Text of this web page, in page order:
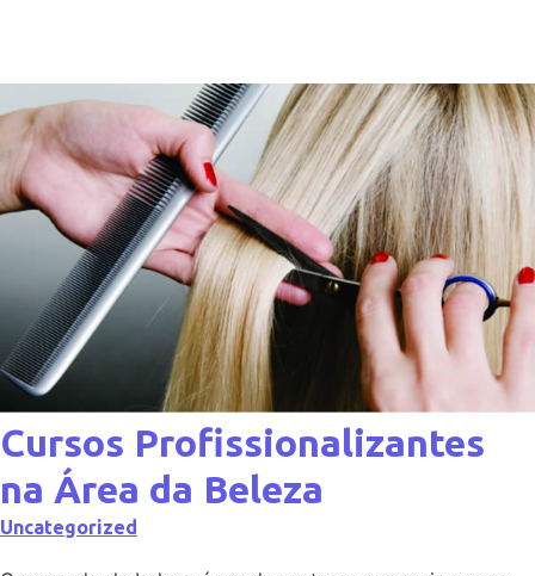
Cursos Profissionalizantes
na Área da Beleza
Uncategorized